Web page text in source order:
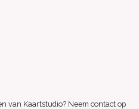
van Kaartstudio? Neem contact op